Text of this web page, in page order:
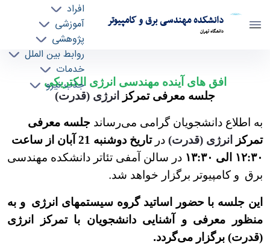
دانشکده مهندسی برق و کامپیوتر
دانشگاه تهران
افراد
آموزشی
پژوهشی
روابط بین الملل
خدمات
جذب نیرو
افق های آینده مهندسی انرژی الکتریکی - "جلسه
معرفی تمرکز قدرت/رشته مهندسی برق" - ece-
دانشکده مهندسی برق و کامپیوتر
افق های آینده مهندسی انرژی الکتریکی
جلسه معرفی تمرکز
انرژی (قدرت)
به اطلاع دانشجویان گرامی می‌رساند جلسه معرفی
تمرکز
انرژی (قدرت) در
تاریخ دوشنبه 21 آبان از ساعت
۱۲:۳۰ الی ۱۳:۳۰
در سالن آمفی تئاتر دانشکده مهندسی
برق و کامپیوتر برگزار خواهد شد.
این جلسه با حضور اساتید گروه سیستم‏های انرژی و به
منظور معرفی و آشنایی دانشجویان با تمرکز انرژی
(قدرت) برگزار می‌گردد.